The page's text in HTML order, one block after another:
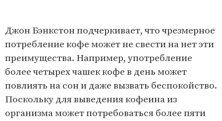
Джон Бэнкстон подчеркивает, что чрезмерное
потребление кофе может не свести на нет эти
преимущества. Например, употребление
более четырех чашек кофе в день может
повлиять на сон и даже вызвать беспокойство.
Поскольку для выведения кофеина из
организма может потребоваться более пяти